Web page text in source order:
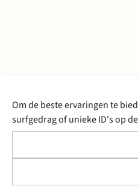
Om de beste ervaringen te
surfgedrag of unieke ID's op